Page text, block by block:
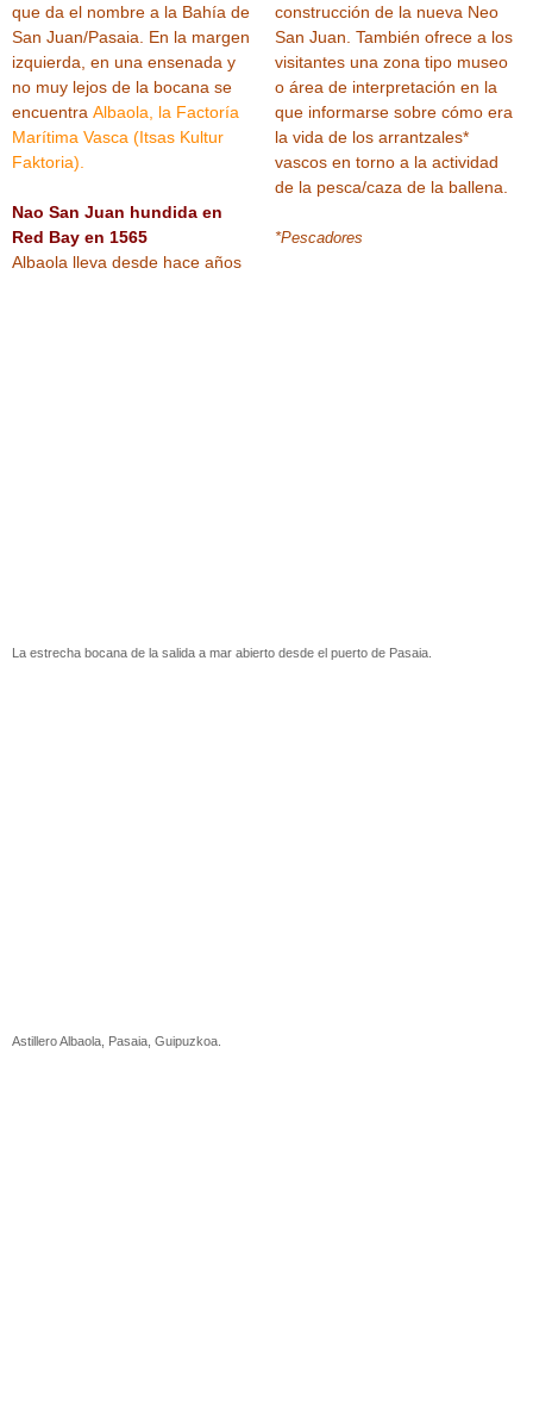
que da el nombre a la Bahía de
San Juan/Pasaia. En la margen
izquierda, en una ensenada y
no muy lejos de la bocana se
encuentra Albaola, la Factoría
Marítima Vasca (Itsas Kultur
Faktoria).
Nao San Juan hundida en
Red Bay en 1565
Albaola lleva desde hace años
construcción de la nueva Neo
San Juan. También ofrece a los
visitantes una zona tipo museo
o área de interpretación en la
que informarse sobre cómo era
la vida de los arrantzales*
vascos en torno a la actividad
de la pesca/caza de la ballena.
*Pescadores
La estrecha bocana de la salida a mar abierto desde el puerto de Pasaia.
Astillero Albaola, Pasaia, Guipuzkoa.